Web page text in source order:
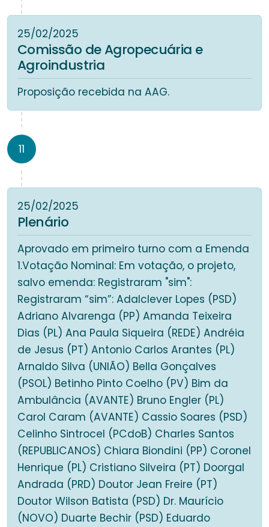
25/02/2025
Comissão de Agropecuária e
Agroindustria
Proposição recebida na AAG.
11
25/02/2025
Plenário
Aprovado em primeiro turno com a Emenda
1.Votação Nominal: Em votação, o projeto,
salvo emenda: Registraram "sim":
Registraram “sim”: Adalclever Lopes (PSD)
Adriano Alvarenga (PP) Amanda Teixeira
Dias (PL) Ana Paula Siqueira (REDE) Andréia
de Jesus (PT) Antonio Carlos Arantes (PL)
Arnaldo Silva (UNIÃO) Bella Gonçalves
(PSOL) Betinho Pinto Coelho (PV) Bim da
Ambulância (AVANTE) Bruno Engler (PL)
Carol Caram (AVANTE) Cassio Soares (PSD)
Celinho Sintrocel (PCdoB) Charles Santos
(REPUBLICANOS) Chiara Biondini (PP) Coronel
Henrique (PL) Cristiano Silveira (PT) Doorgal
Andrada (PRD) Doutor Jean Freire (PT)
Doutor Wilson Batista (PSD) Dr. Maurício
(NOVO) Duarte Bechir (PSD) Eduardo